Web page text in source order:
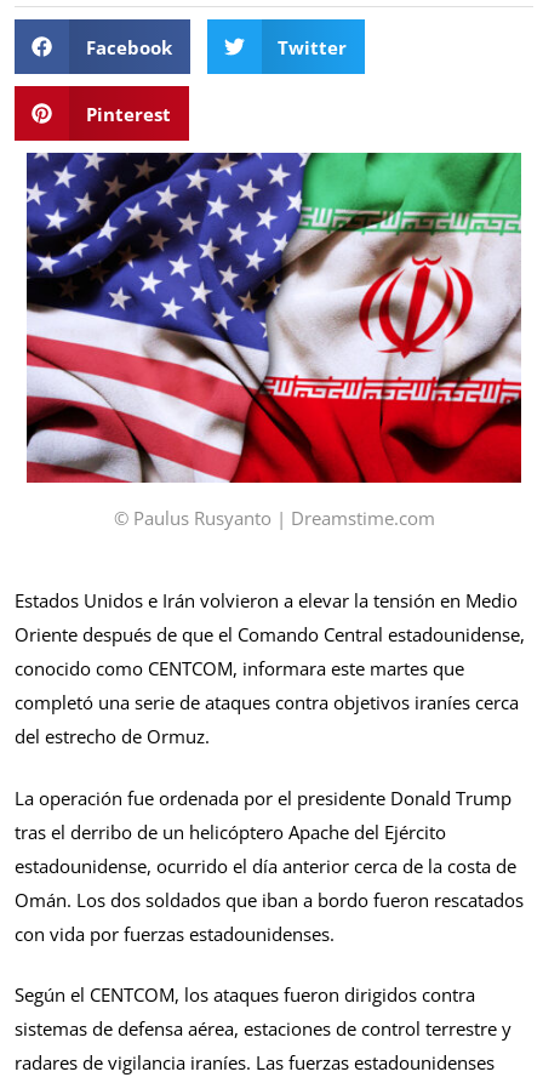
Facebook Twitter
Pinterest
© Paulus Rusyanto | Dreamstime.com
Estados Unidos e Irán volvieron a elevar la tensión en Medio
Oriente después de que el Comando Central estadounidense,
conocido como CENTCOM, informara este martes que
completó una serie de ataques contra objetivos iraníes cerca
del estrecho de Ormuz.
La operación fue ordenada por el presidente Donald Trump
tras el derribo de un helicóptero Apache del Ejército
estadounidense, ocurrido el día anterior cerca de la costa de
Omán. Los dos soldados que iban a bordo fueron rescatados
con vida por fuerzas estadounidenses.
Según el CENTCOM, los ataques fueron dirigidos contra
sistemas de defensa aérea, estaciones de control terrestre y
radares de vigilancia iraníes. Las fuerzas estadounidenses